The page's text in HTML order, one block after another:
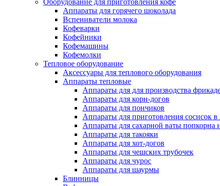
Аппараты для горячего шоколада
Вспениватели молока
Кофеварки
Кофейники
Кофемашины
Кофемолки
Тепловое оборудование
Аксессуары для теплового оборудования
Аппараты тепловые
Аппараты для для производства
Аппараты для корн-догов
Аппараты для пончиков
Аппараты для приготовления сосисок в
Аппараты для сахарной ваты попкорна
Аппараты для такояки
Аппараты для хот-догов
Аппараты для чешских трубочек
Аппараты для чурос
Аппараты для шаурмы
Блинницы